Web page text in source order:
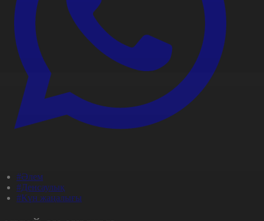
#Әлем
#Денсаулық
#Күн жаңалығы